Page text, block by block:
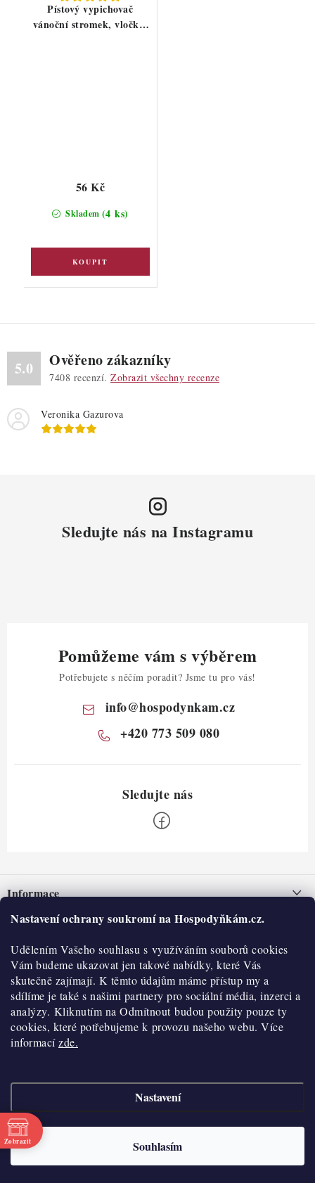
Nastavení ochrany soukromí na Hospodyňkám.cz.
Udělením Vašeho souhlasu s využíváním souborů cookies
Vám budeme ukazovat jen takové nabídky, které Vás
skutečně zajímají. K těmto údajům máme přístup my a
sdílíme je také s našimi partnery pro sociální média, inzerci a
analýzy. Kliknutím na Odmítnout budou použity pouze ty
cookies, které potřebujeme k provozu našeho webu. Více
informacízde.
Nastavení
Souhlasím
Pístový vypichovač
vánoční stromek, vločka,
Skladem (4 ks)
56 Kč
5.0 Ověřeno zákazníky
7408 recenzí. Zobrazit všechny recenze
Veronika Gazurova
Sledujte nás na Instagramu
Pomůžeme vám s výběrem
Potřebujete s něčím poradit? Jsme tu pro vás!
info@hospodynkam.cz
+420 773 509 080
pInformace
Nepřevzetí zásilky na dobírku
Obchodní podmínky
Hodnocení obchodu
Blog
Moje objednávka
O nás
Historie
Kontakty
O nákupu
Reklamace a vratky
Výdejní místa
Velkoobchod
Doprava a platba
Vytvořil Shoptet
Copyright 2026
cookies
Zobrazit